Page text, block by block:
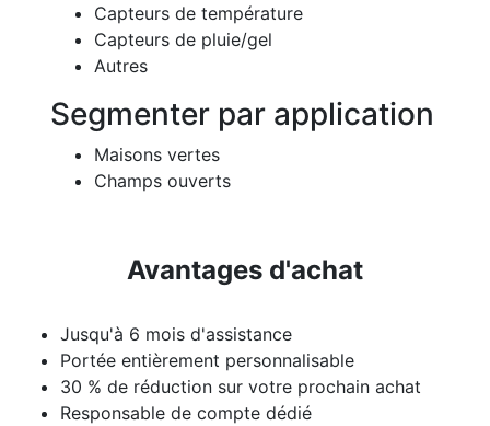
Capteurs de température
Capteurs de pluie/gel
Autres
Segmenter par application
Maisons vertes
Champs ouverts
Avantages d'achat
Jusqu'à 6 mois d'assistance
Portée entièrement personnalisable
30 % de réduction sur votre prochain achat
Responsable de compte dédié